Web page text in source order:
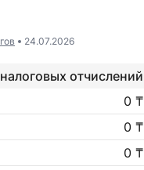
24.07.2026
отчислений
0 ₸
0 ₸
0 ₸